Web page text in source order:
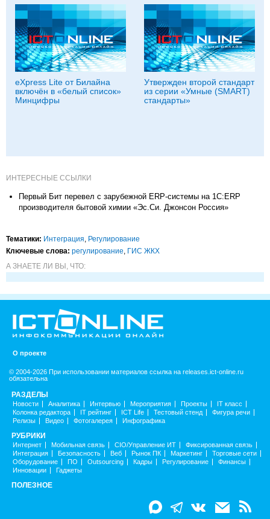
eXpress Lite от Билайна
включён в «белый список»
Минцифры
Утвержден второй стандарт
из серии «Умные (SMART)
стандарты»
ИНТЕРЕСНЫЕ ССЫЛКИ
Первый Бит перевел c зарубежной ERP-системы на 1С:ERP
производителя бытовой химии «Эс.Си. Джонсон Россия»
Тематики: Интеграция, Регулирование
Ключевые слова: регулирование, ГИС ЖКХ
А ЗНАЕТЕ ЛИ ВЫ, ЧТО:
О проекте
© 2004-2026 При использовании материалов ссылка на releases.ict-online.ru
обязательна
РАЗДЕЛЫ
Новости Аналитика Интервью Мероприятия Проекты
IT класс
Колонка редактора
IT рейтинг ICT Life Тестовый стенд
Фигура речи
Релизы
Видео Фотогалерея Инфографика
РУБРИКИ
Интернет Мобильная связь CIO/Управление ИТ
Фиксированная связь
Интеграция
Безопасность Веб Рынок ПК Маркетинг
Торговые сети
Оборудование
ПО Outsourcing Кадры Регулирование
Финансы
Инновации
Гаджеты
ПОЛЕЗНОЕ